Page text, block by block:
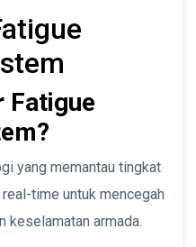
Fatigue
yang memantau tingkat
time untuk mencegah
keselamatan armada.